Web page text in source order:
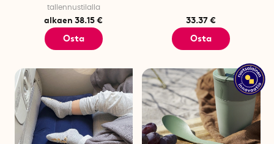
tallennustilalla
alkaen 38.15 €
Osta
33.37 €
Osta